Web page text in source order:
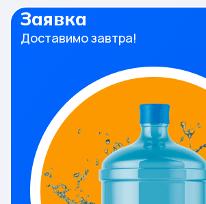
Заявка
Доставимо завтра!